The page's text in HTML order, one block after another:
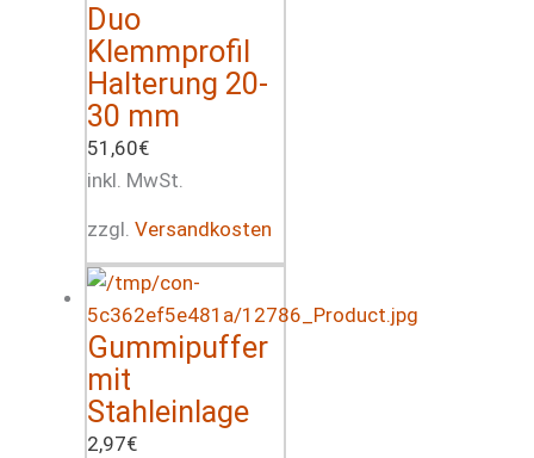
Duo
Klemmprofil
Halterung 20-
30 mm
51,60€
inkl. MwSt.
zzgl. Versandkosten
Gummipuffer
mit
Stahleinlage
2,97€